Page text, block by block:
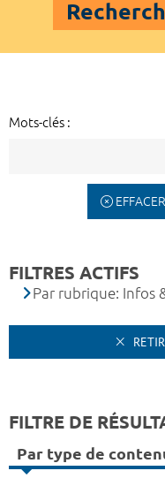
Mots-clés :
EFFACER
FILTRES ACTIFS
Par rubrique: Infos
FILTRE DE
Par type de